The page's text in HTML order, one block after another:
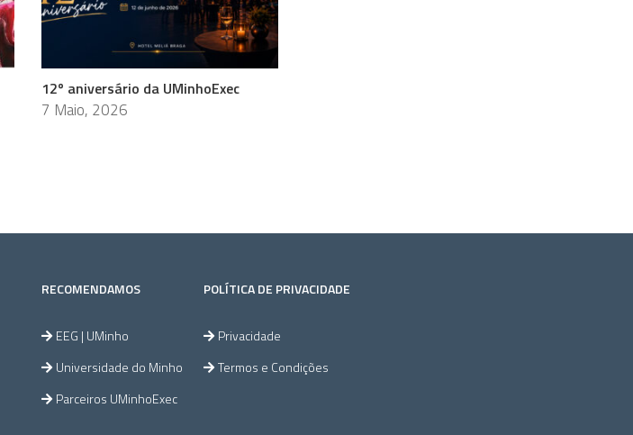
12º aniversário da UMinhoExec
7 Maio, 2026
RECOMENDAMOS
EEG | UMinho
Universidade do Minho
Parceiros UMinhoExec
POLÍTICA DE PRIVACIDADE
Privacidade
Termos e Condições